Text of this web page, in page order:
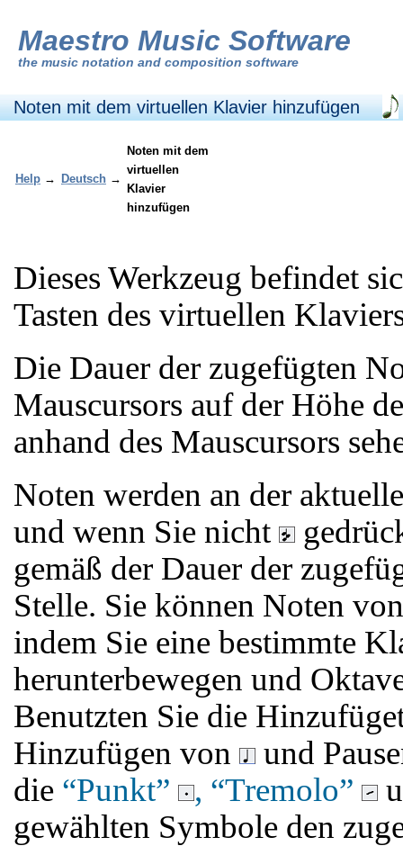
Maestro Music Software
the music notation and composition software
Noten mit dem virtuellen Klavier hinzufügen
Help → Deutsch →
Noten mit dem
virtuellen
Klavier
hinzufügen
Dieses Werkzeug befindet
Tasten des virtuellen
Die Dauer der zugefügten
Mauscursors auf der Höhe
anhand des Mauscursors
Noten werden an der
und wenn Sie nicht
gemäß der Dauer der
Stelle. Sie können Noten
indem Sie eine bestimmte
herunterbewegen und
Benutzten Sie die
Hinzufügen von
und
die “Punkt” , “Tremolo”
gewählten Symbole den